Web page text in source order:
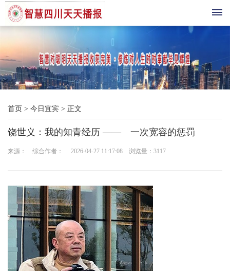
首
综
合
播
技
三
农
智
首页 > 今日宜宾 > 正文
饶世义：我的知青经历 —— 一次宽容的惩罚
来源： 综合作者： 2026-04-27 11:17:08 浏览量： 3117